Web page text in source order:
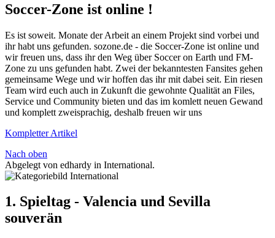
Soccer-Zone ist online !
Es ist soweit. Monate der Arbeit an einem Projekt sind vorbei und
ihr habt uns gefunden. sozone.de - die Soccer-Zone ist online und
wir freuen uns, dass ihr den Weg über Soccer on Earth und FM-
Zone zu uns gefunden habt. Zwei der bekanntesten Fansites gehen
gemeinsame Wege und wir hoffen das ihr mit dabei seit. Ein riesen
Team wird euch auch in Zukunft die gewohnte Qualität an Files,
Service und Community bieten und das im komlett neuen Gewand
und komplett zweisprachig, deshalb freuen wir uns
Kompletter Artikel
Nach oben
Abgelegt von edhardy in International.
1. Spieltag - Valencia und Sevilla
souverän